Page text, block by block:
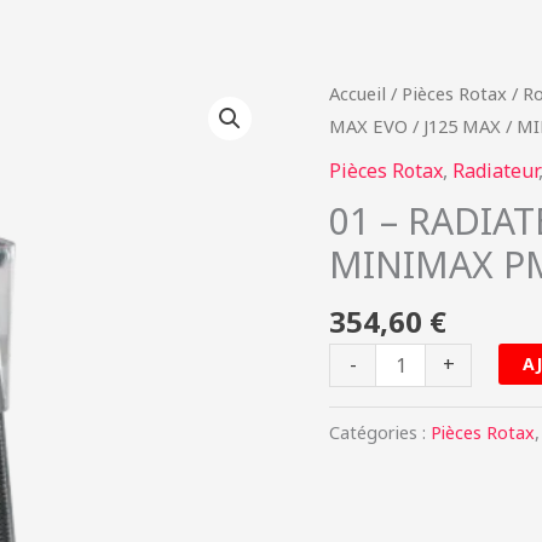
Accueil / Pièces Rotax /
MAX EVO / J125 MAX /
Pièces Rotax, Radiateur
01 –
MINIMAX
354,60 €
-
quantité
de
01
RADIATEUR
MAX
/
J125
MAX
MINIMAX
+
Catégories : Pièces Rotax